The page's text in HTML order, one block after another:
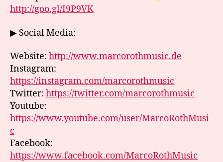
http://goo.gl/I9P9VK
▶ Social Media:
Website: http://www.marcorothmusic.de
Instagram:
https://instagram.com/marcorothmusic
Twitter: https://twitter.com/marcorothmusic
Youtube:
https://www.youtube.com/user/MarcoRothMusi
c
Facebook:
https://www.facebook.com/MarcoRothMusic